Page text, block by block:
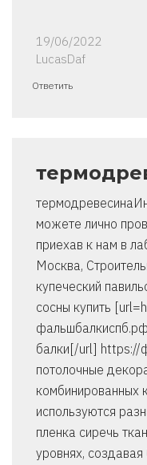
19/06/2022
LucasDaf
Ответить
можете лично
приехав к нам в
Москва,
купеческий
сосны купить
балки[/url] https://
потолочные
комбинированных
используются
пленка сиречь
уровнях,